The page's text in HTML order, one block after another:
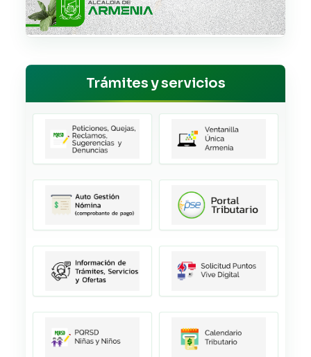
Trámites y servicios